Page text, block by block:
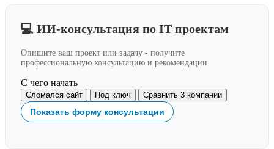
💻 ИИ-консультация по IT проектам
Опишите ваш проект или задачу - получите
профессиональную консультацию и рекомендации
С чего начать
Сломался сайт Под ключ Сравнить 3 компании
Показать форму консультации